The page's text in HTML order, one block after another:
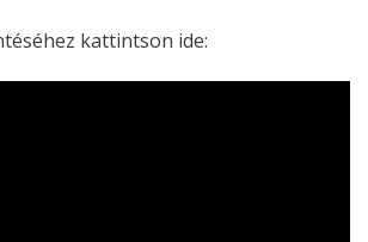
kattintson ide: